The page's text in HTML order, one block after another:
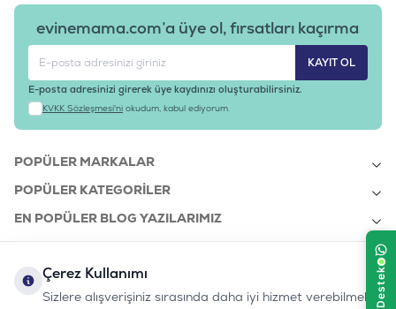
evinemama.com’a üye ol, fırsatları kaçırma
KAYIT OL
E-posta adresinizi girerek üye kaydınızı oluşturabilirsiniz.
KVKK Sözleşmesi'ni okudum, kabul ediyorum.
POPÜLER MARKALAR
POPÜLER KATEGORILER
EN POPÜLER BLOG YAZILARIMIZ
KURUMSAL
Çerez Kullanımı
Sizlere alışverişiniz sırasında daha iyi hizmet verebilmek